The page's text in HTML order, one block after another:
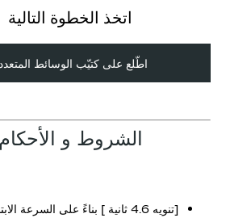
اتخذ الخطوة التالية
اطّلع على كتيّب الوسائط المتعددة
الشروط و الأحكام
[تنويه 4.6 ثانية ] بناءً على السرعة الابتدائية للسيارة.